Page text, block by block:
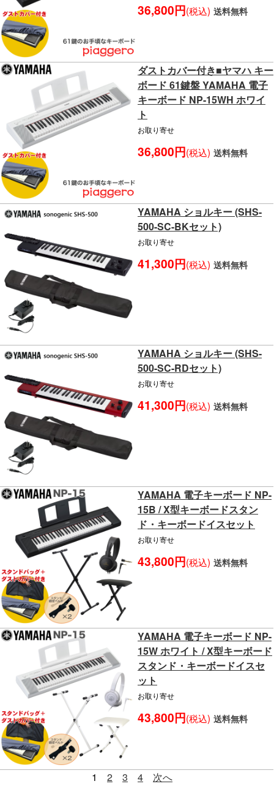
36,800円(税込) 送料無料
ダストカバー付き■ヤマハ キー
ボード 61鍵盤 YAMAHA 電子
キーボード NP-15WH ホワイ
ト
お取り寄せ
36,800円(税込) 送料無料
YAMAHA ショルキー (SHS-
500-SC-BKセット)
お取り寄せ
41,300円(税込) 送料無料
YAMAHA ショルキー (SHS-
500-SC-RDセット)
お取り寄せ
41,300円(税込) 送料無料
YAMAHA 電子キーボード NP-
15B / X型キーボードスタン
ド・キーボードイスセット
お取り寄せ
43,800円(税込) 送料無料
YAMAHA 電子キーボード NP-
15W ホワイト / X型キーボード
スタンド・キーボードイスセ
ット
お取り寄せ
43,800円(税込) 送料無料
1 2 3 4 次へ